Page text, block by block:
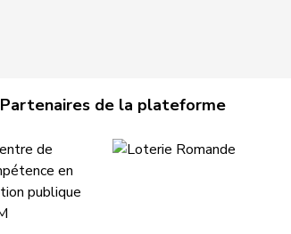
Partenaires de la plateforme